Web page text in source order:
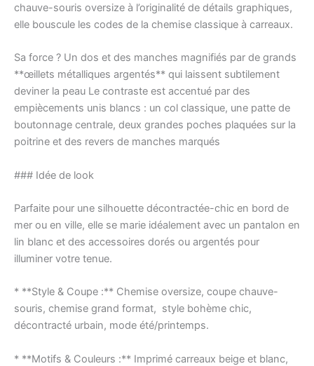
chauve-souris oversize à l’originalité de détails graphiques,
elle bouscule les codes de la chemise classique à carreaux.
Sa force ? Un dos et des manches magnifiés par de grands
**œillets métalliques argentés** qui laissent subtilement
deviner la peau Le contraste est accentué par des
empiècements unis blancs : un col classique, une patte de
boutonnage centrale, deux grandes poches plaquées sur la
poitrine et des revers de manches marqués
### Idée de look
Parfaite pour une silhouette décontractée-chic en bord de
mer ou en ville, elle se marie idéalement avec un pantalon en
lin blanc et des accessoires dorés ou argentés pour
illuminer votre tenue.
* **Style & Coupe :** Chemise oversize, coupe chauve-
souris, chemise grand format, style bohème chic,
décontracté urbain, mode été/printemps.
* **Motifs & Couleurs :** Imprimé carreaux beige et blanc,